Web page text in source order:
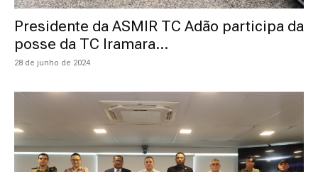
Presidente da ASMIR TC Adão participa da
posse da TC Iramara...
28 de junho de 2024